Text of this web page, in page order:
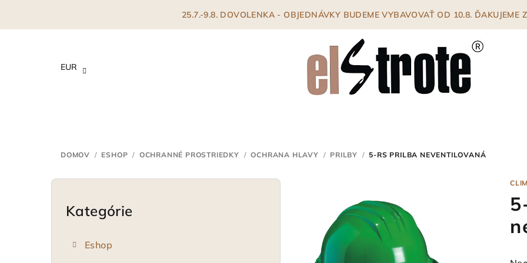
25.7.-9.8. DOVOLENKA - OBJEDNÁVKY BUDEME VYBAVOVAŤ OD 10.8. ĎAKUJEME
EUR
DOMOV / ESHOP / OCHRANNÉ PROSTRIEDKY / OCHRANA HLAVY / PRILBY / 5-RS PRILBA NEVENTILOVANÁ
B
Preskočiť
kategórie
Kategórie
Eshop